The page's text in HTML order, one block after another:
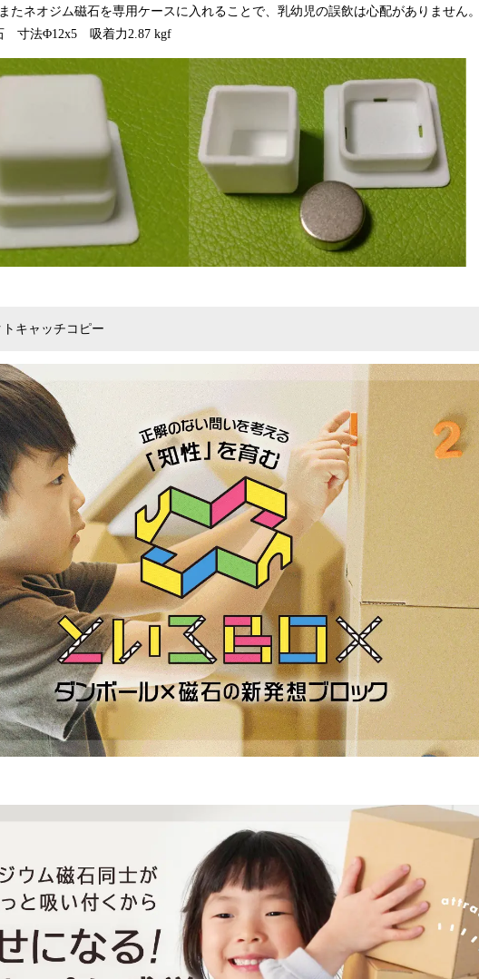
ネオジム磁石を専用ケースに入れることで、乳幼児の誤飲は心配がありません。
寸法Φ12x5 吸着力2.87 kgf
キャッチコピー